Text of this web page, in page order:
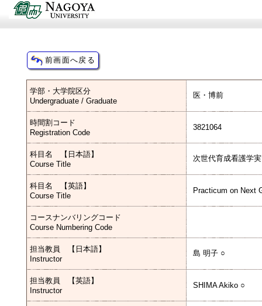
学部・大学院区分
Undergraduate / Graduate
医・博前
時間割コード
Registration Code
3821064
科目名 【日本語】
Course Title
次世代育成看護学
科目名 【英語】
Course Title
Practicum on Next
コースナンバリングコード
Course Numbering Code
担当教員 【日本語】
Instructor
島 明子 ○
担当教員 【英語】
Instructor
SHIMA Akiko ○